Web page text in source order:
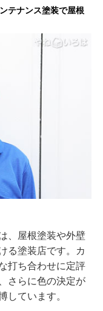
テナンス塗装で屋根
、屋根塗装や外壁
る塗装店です。カ
打ち合わせに定評
さらに色の決定が
しています。